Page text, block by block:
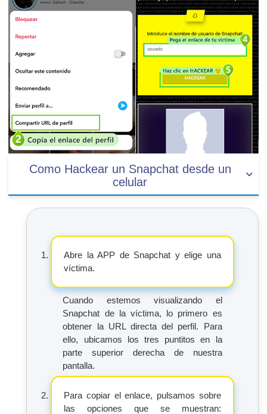
Como Hackear un Snapchat desde un
celular
Abre la APP de Snapchat y elige una
víctima.
Cuando estemos visualizando el
Snapchat de la víctima, lo primero es
obtener la URL directa del perfil. Para
ello, ubicamos los tres puntitos en la
parte superior derecha de nuestra
pantalla.
Para copiar el enlace, pulsamos sobre
las opciones que se muestran: